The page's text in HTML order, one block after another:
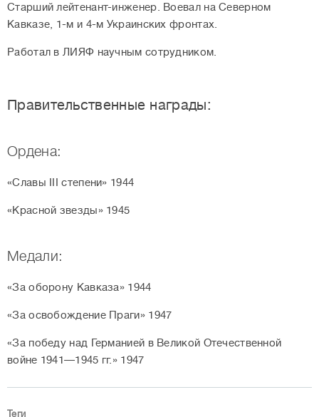
Старший лейтенант-инженер. Воевал на Северном
Кавказе, 1-м и 4-м Украинских фронтах.
Работал в ЛИЯФ научным сотрудником.
Правительственные награды:
Ордена:
«Славы III степени» 1944
«Красной звезды» 1945
Медали:
«За оборону Кавказа» 1944
«За освобождение Праги» 1947
«За победу над Германией в Великой Отечественной
войне 1941—1945 гг.» 1947
Теги